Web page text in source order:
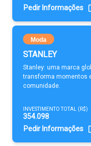
Pedir Informações
Moda
STANLEY
Stanley: uma marca
transforma momentos
comunidade.
INVESTIMENTO TOTAL (R$)
354.098
Pedir Informações